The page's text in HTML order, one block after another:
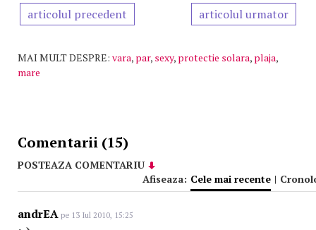
articolul precedent articolul urmator
MAI MULT DESPRE: vara, par, sexy, protectie solara, plaja,
mare
Comentarii (15)
POSTEAZA COMENTARIU
Afiseaza: Cele mai recente |
andrEA pe 13 Iul 2010, 15:25